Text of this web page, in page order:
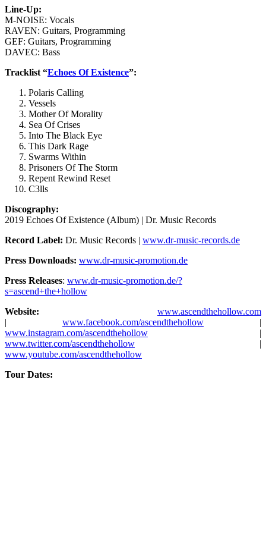
Line-Up:
M-NOISE: Vocals
RAVEN: Guitars, Programming
GEF: Guitars, Programming
DAVEC: Bass
Tracklist “Echoes Of Existence”:
Polaris Calling
Vessels
Mother Of Morality
Sea Of Crises
Into The Black Eye
This Dark Rage
Swarms Within
Prisoners Of The Storm
Repent Rewind Reset
C3lls
Discography:
2019 Echoes Of Existence (Album) | Dr. Music Records
Record Label: Dr. Music Records | www.dr-music-records.de
Press Downloads: www.dr-music-promotion.de
Press Releases: www.dr-music-promotion.de/?
s=ascend+the+hollow
Website: www.ascendthehollow.com
| www.facebook.com/ascendthehollow |
www.instagram.com/ascendthehollow |
www.twitter.com/ascendthehollow |
www.youtube.com/ascendthehollow
Tour Dates: